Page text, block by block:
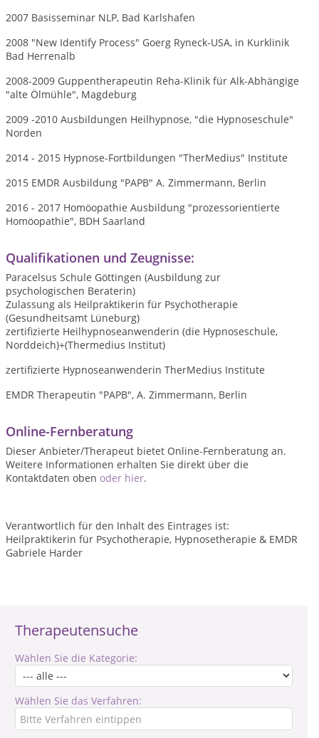
Therapeutensuche
Wählen Sie die Kategorie:
Wählen Sie das Verfahren:
2007 Basisseminar NLP, Bad Karlshafen
2008 "New Identify Process" Goerg Ryneck-USA, in Kurklinik
Bad Herrenalb
2008-2009 Guppentherapeutin Reha-Klinik für Alk-Abhängige
"alte Ölmühle", Magdeburg
2009 -2010 Ausbildungen Heilhypnose, "die Hypnoseschule"
Norden
2014 - 2015 Hypnose-Fortbildungen "TherMedius" Institute
2015 EMDR Ausbildung "PAPB" A. Zimmermann, Berlin
2016 - 2017 Homöopathie Ausbildung "prozessorientierte
Homöopathie", BDH Saarland
Qualifikationen und Zeugnisse:
Paracelsus Schule Göttingen (Ausbildung zur
psychologischen Beraterin)
Zulassung als Heilpraktikerin für Psychotherapie
(Gesundheitsamt Lüneburg)
zertifizierte Heilhypnoseanwenderin (die Hypnoseschule,
Norddeich)+(Thermedius Institut)
zertifizierte Hypnoseanwenderin TherMedius Institute
EMDR Therapeutin "PAPB", A. Zimmermann, Berlin
Online-Fernberatung
Dieser Anbieter/Therapeut bietet Online-Fernberatung an.
Weitere Informationen erhalten Sie direkt über die
Kontaktdaten oben oder hier.
Verantwortlich für den Inhalt des Eintrages ist:
Heilpraktikerin für Psychotherapie, Hypnosetherapie & EMDR
Gabriele Harder